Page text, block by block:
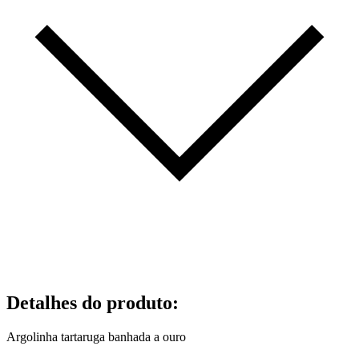
Detalhes do produto:
Argolinha tartaruga banhada a ouro